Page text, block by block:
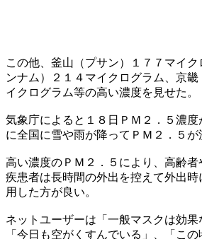
この他、釜山（プサン）１７７マイ
ンナム）２１４マイクログラム、京
イクログラム等の高い濃度を見せた。
気象庁によると１８日ＰＭ２．５濃度
に全国に雪や雨が降ってＰＭ２．５が
高い濃度のＰＭ２．５により、高齢
疾患者は長時間の外出を控えて外出
用した方が良い。
ネットユーザーは「一般マスクは効果
「今日も空がくすんでいる」、「この